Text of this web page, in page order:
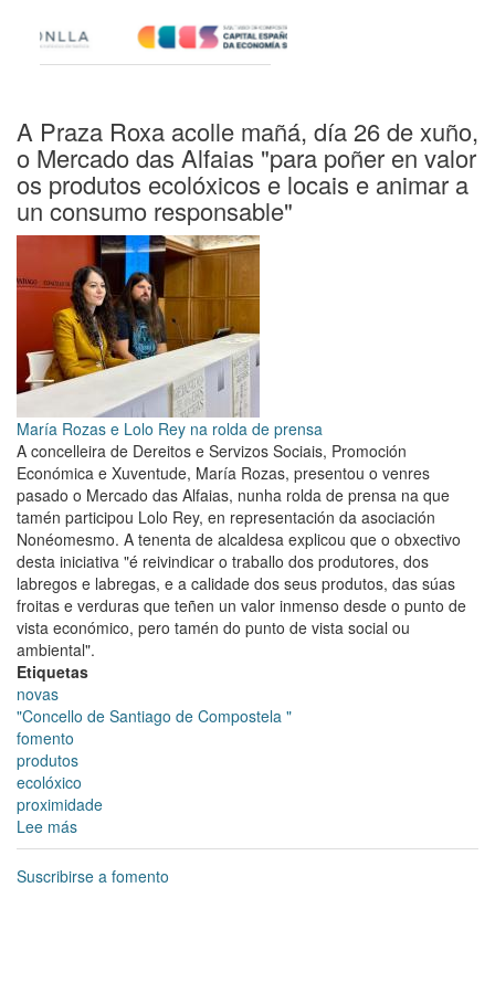
A Praza Roxa acolle mañá, día 26 de xuño,
o Mercado das Alfaias "para poñer en valor
os produtos ecolóxicos e locais e animar a
un consumo responsable"
María Rozas e Lolo Rey na rolda de prensa
A concelleira de Dereitos e Servizos Sociais, Promoción
Económica e Xuventude, María Rozas, presentou o venres
pasado o Mercado das Alfaias, nunha rolda de prensa na que
tamén participou Lolo Rey, en representación da asociación
Nonéomesmo. A tenenta de alcaldesa explicou que o obxectivo
desta iniciativa "é reivindicar o traballo dos produtores, dos
labregos e labregas, e a calidade dos seus produtos, das súas
froitas e verduras que teñen un valor inmenso desde o punto de
vista económico, pero tamén do punto de vista social ou
ambiental".
Etiquetas
novas
"Concello de Santiago de Compostela "
fomento
produtos
ecolóxico
proximidade
Lee más
A
Praza
Suscribirse a fomento